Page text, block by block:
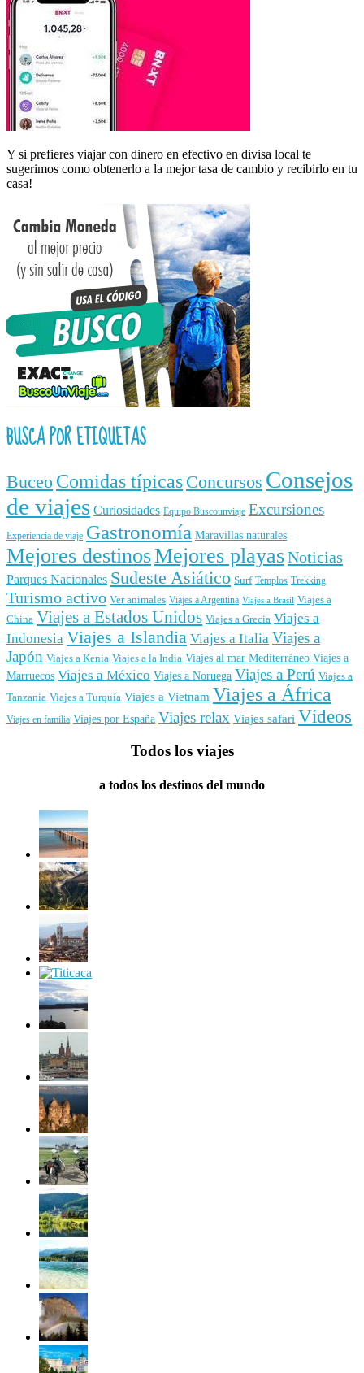
Y si prefieres viajar con dinero en efectivo en divisa local te
sugerimos como obtenerlo a la mejor tasa de cambio y recibirlo en tu
casa!
BUSCA POR ETIQUETAS
Buceo Comidas típicas Concursos Consejos
de viajes Curiosidades Equipo Buscounviaje Excursiones
Experiencia de viaje Gastronomía Maravillas naturales
Mejores destinosMejores playasNoticias
Parques Nacionales Sudeste Asiático Surf Templos Trekking
Turismo activo Ver animales Viajes a Argentina Viajes a Brasil Viajes a
China Viajes a Estados Unidos Viajes a Grecia Viajes a
Indonesia Viajes a Islandia Viajes a Italia Viajes a
Japón Viajes a Kenia Viajes a la India Viajes al mar Mediterráneo Viajes a
Marruecos Viajes a México Viajes a Noruega Viajes a Perú Viajes a
Tanzania Viajes a Turquía Viajes a Vietnam Viajes a África
Viajes en familia Viajes por España Viajes relax Viajes safari Vídeos
Todos los viajes
a todos los destinos del mundo